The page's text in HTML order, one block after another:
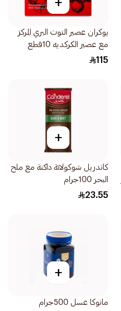
يوكران عصير التوت البري المركز
مع عصير الكركديه 10قطع
115
+
كاندريل شوكولاتة داكنة مع ملح
البحر 100جرام
23.55
+
مانوكا عسل 500جرام